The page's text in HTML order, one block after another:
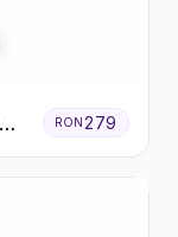
RON279